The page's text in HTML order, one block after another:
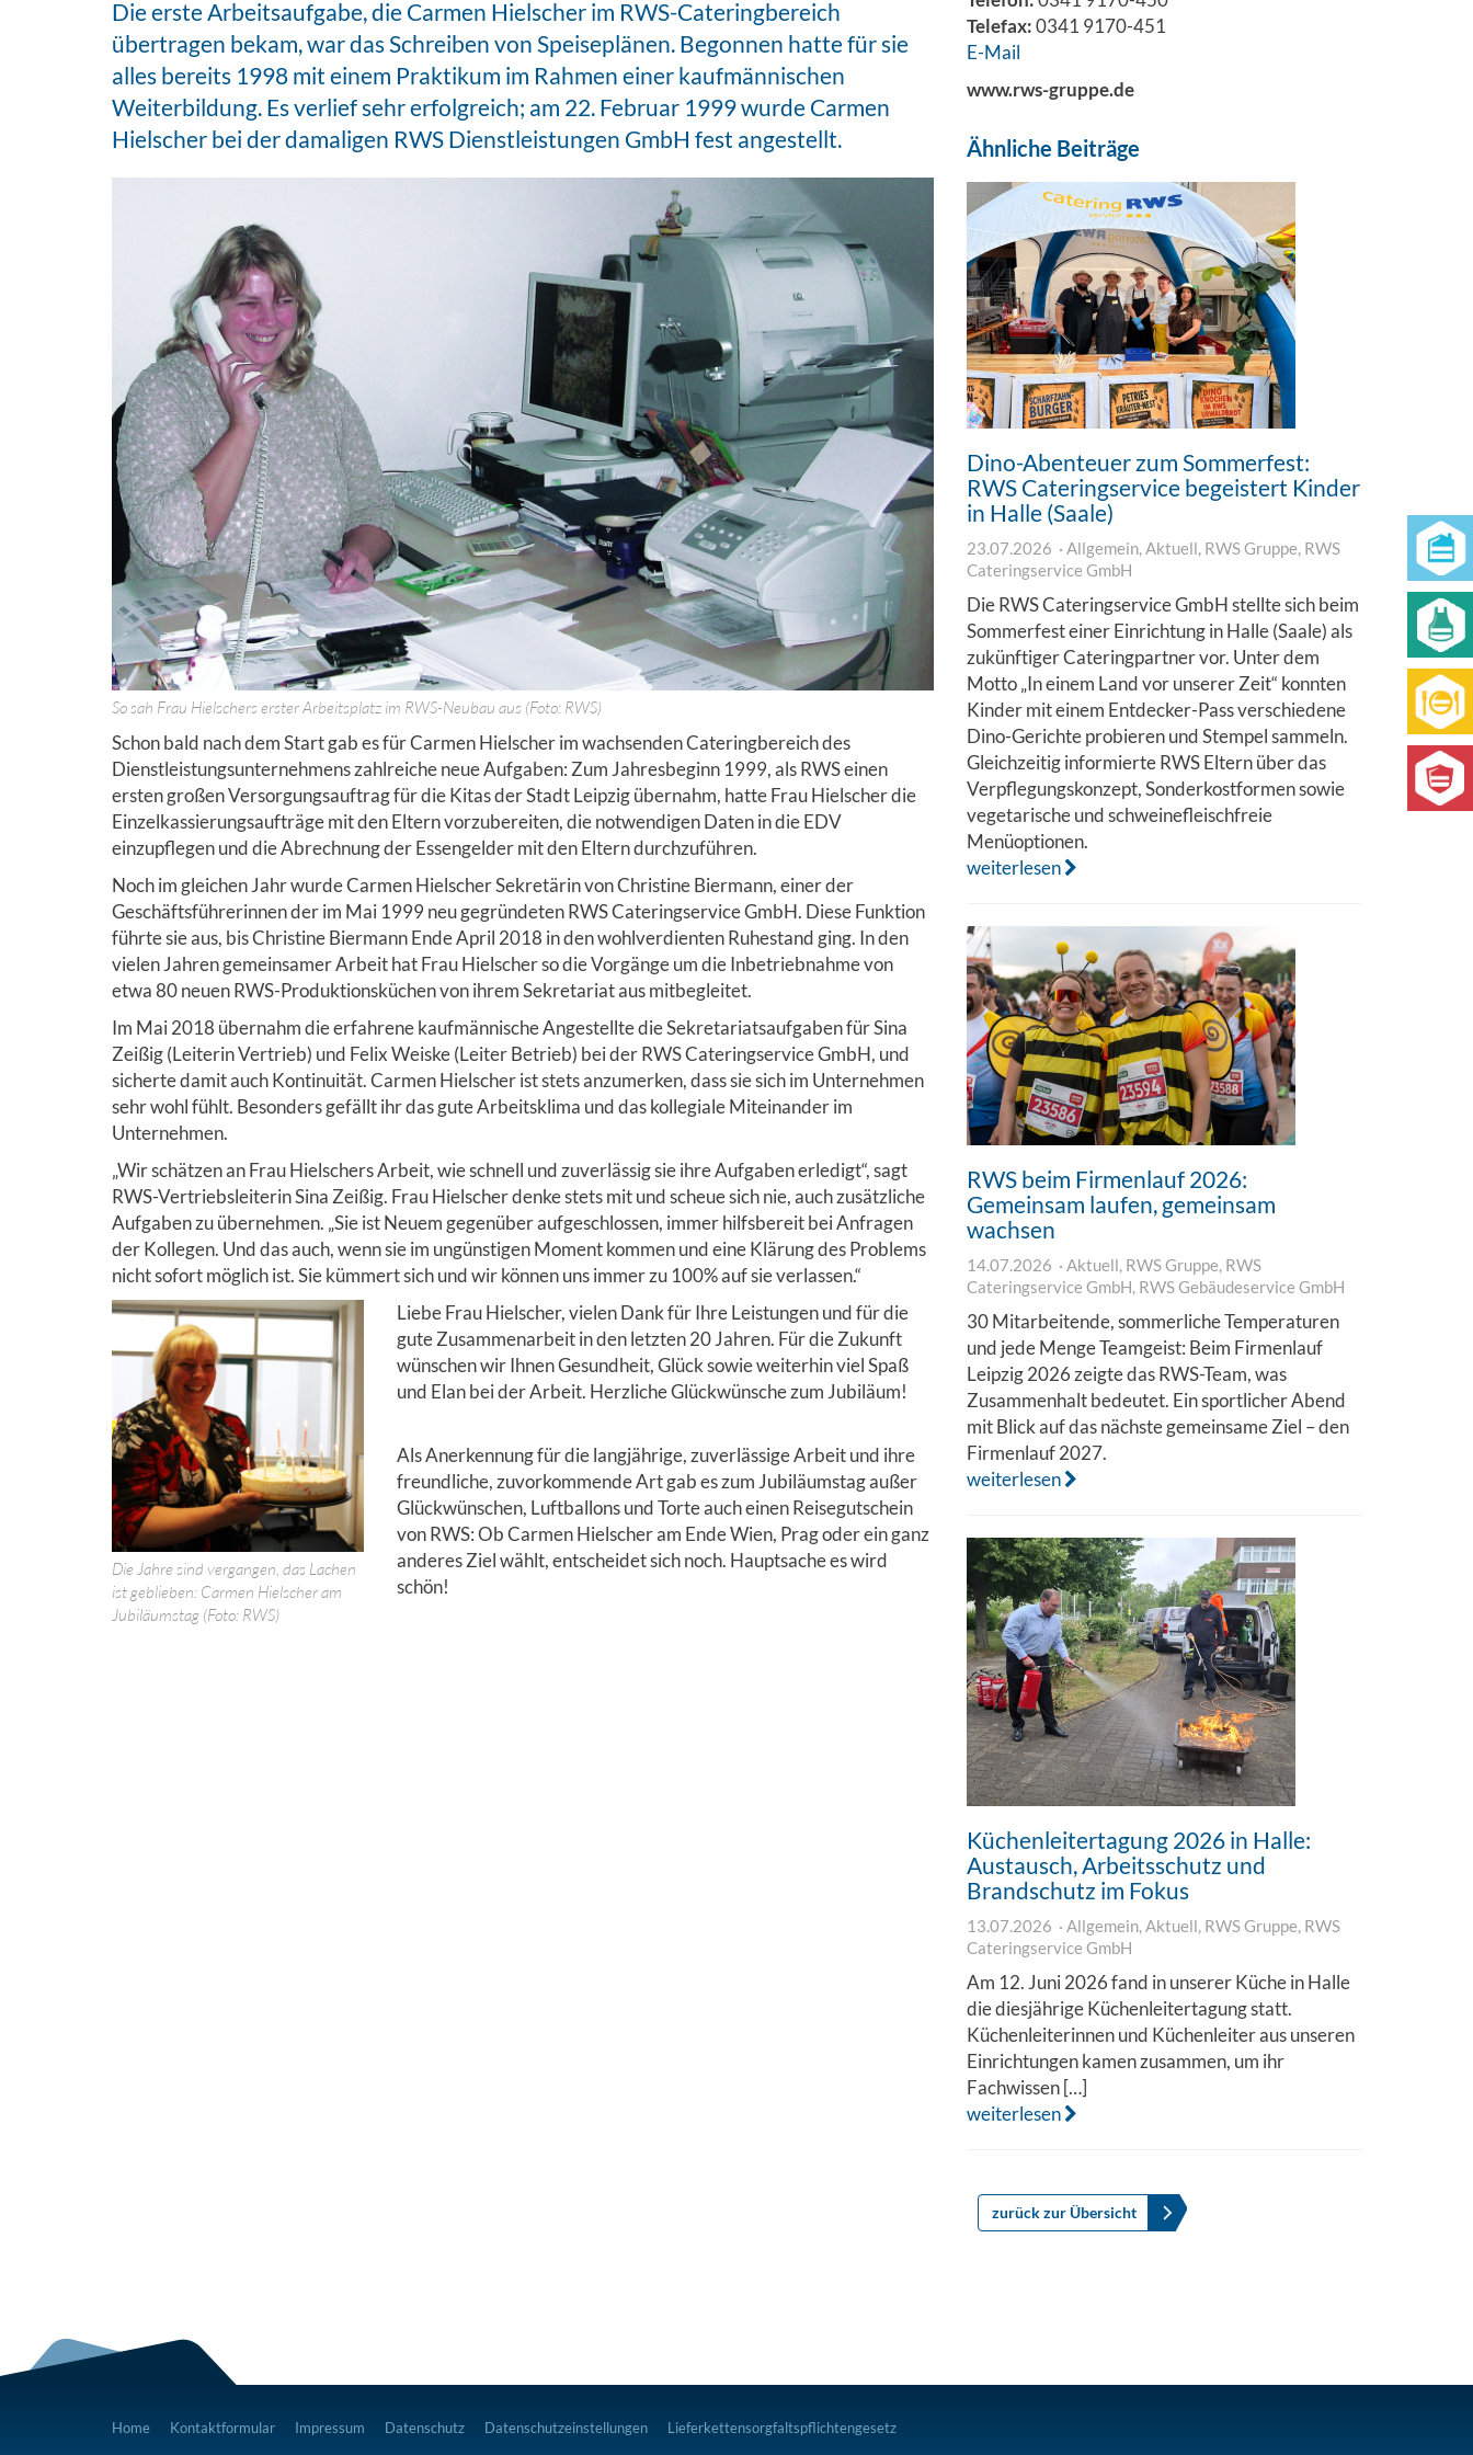
Die erste Arbeitsaufgabe, die Carmen Hielscher im RWS-Cateringbereich
übertragen bekam, war das Schreiben von Speiseplänen. Begonnen hatte für sie
alles bereits 1998 mit einem Praktikum im Rahmen einer kaufmännischen
Weiterbildung. Es verlief sehr erfolgreich; am 22. Februar 1999 wurde Carmen
Hielscher bei der damaligen RWS Dienstleistungen GmbH fest angestellt.
So sah Frau Hielschers erster Arbeitsplatz im RWS-Neubau aus (Foto: RWS)
Schon bald nach dem Start gab es für Carmen Hielscher im wachsenden Cateringbereich des
Dienstleistungsunternehmens zahlreiche neue Aufgaben: Zum Jahresbeginn 1999, als RWS einen
ersten großen Versorgungsauftrag für die Kitas der Stadt Leipzig übernahm, hatte Frau Hielscher die
Einzelkassierungsaufträge mit den Eltern vorzubereiten, die notwendigen Daten in die EDV
einzupflegen und die Abrechnung der Essengelder mit den Eltern durchzuführen.
Noch im gleichen Jahr wurde Carmen Hielscher Sekretärin von Christine Biermann, einer der
Geschäftsführerinnen der im Mai 1999 neu gegründeten RWS Cateringservice GmbH. Diese Funktion
führte sie aus, bis Christine Biermann Ende April 2018 in den wohlverdienten Ruhestand ging. In den
vielen Jahren gemeinsamer Arbeit hat Frau Hielscher so die Vorgänge um die Inbetriebnahme von
etwa 80 neuen RWS-Produktionsküchen von ihrem Sekretariat aus mitbegleitet.
Im Mai 2018 übernahm die erfahrene kaufmännische Angestellte die Sekretariatsaufgaben für Sina
Zeißig (Leiterin Vertrieb) und Felix Weiske (Leiter Betrieb) bei der RWS Cateringservice GmbH, und
sicherte damit auch Kontinuität. Carmen Hielscher ist stets anzumerken, dass sie sich im Unternehmen
sehr wohl fühlt. Besonders gefällt ihr das gute Arbeitsklima und das kollegiale Miteinander im
Unternehmen.
„Wir schätzen an Frau Hielschers Arbeit, wie schnell und zuverlässig sie ihre Aufgaben erledigt“, sagt
RWS-Vertriebsleiterin Sina Zeißig. Frau Hielscher denke stets mit und scheue sich nie, auch zusätzliche
Aufgaben zu übernehmen. „Sie ist Neuem gegenüber aufgeschlossen, immer hilfsbereit bei Anfragen
der Kollegen. Und das auch, wenn sie im ungünstigen Moment kommen und eine Klärung des Problems
nicht sofort möglich ist. Sie kümmert sich und wir können uns immer zu 100% auf sie verlassen.“
Die Jahre sind vergangen, das Lachen
ist geblieben: Carmen Hielscher am
Jubiläumstag (Foto: RWS)
Liebe Frau Hielscher, vielen Dank für Ihre Leistungen und für die
gute Zusammenarbeit in den letzten 20 Jahren. Für die Zukunft
wünschen wir Ihnen Gesundheit, Glück sowie weiterhin viel Spaß
und Elan bei der Arbeit. Herzliche Glückwünsche zum Jubiläum!
Als Anerkennung für die langjährige, zuverlässige Arbeit und ihre
freundliche, zuvorkommende Art gab es zum Jubiläumstag außer
Glückwünschen, Luftballons und Torte auch einen Reisegutschein
von RWS: Ob Carmen Hielscher am Ende Wien, Prag oder ein ganz
anderes Ziel wählt, entscheidet sich noch. Hauptsache es wird
schön!
Telefax:0341 9170-451
E-Mail
www.rws-gruppe.de
Ähnliche Beiträge
Dino-Abenteuer zum Sommerfest:
RWS Cateringservice begeistert Kinder
in Halle (Saale)
23.07.2026 Allgemein, Aktuell, RWS Gruppe, RWS
Cateringservice GmbH
Die RWS Cateringservice GmbH stellte sich beim
Sommerfest einer Einrichtung in Halle (Saale) als
zukünftiger Cateringpartner vor. Unter dem
Motto „In einem Land vor unserer Zeit“ konnten
Kinder mit einem Entdecker-Pass verschiedene
Dino-Gerichte probieren und Stempel sammeln.
Gleichzeitig informierte RWS Eltern über das
Verpflegungskonzept, Sonderkostformen sowie
vegetarische und schweinefleischfreie
Menüoptionen.
weiterlesen
RWS beim Firmenlauf 2026:
Gemeinsam laufen, gemeinsam
wachsen
14.07.2026 Aktuell, RWS Gruppe, RWS
Cateringservice GmbH, RWS Gebäudeservice GmbH
30 Mitarbeitende, sommerliche Temperaturen
und jede Menge Teamgeist: Beim Firmenlauf
Leipzig 2026 zeigte das RWS-Team, was
Zusammenhalt bedeutet. Ein sportlicher Abend
mit Blick auf das nächste gemeinsame Ziel – den
Firmenlauf 2027.
weiterlesen
Küchenleitertagung 2026 in Halle:
Austausch, Arbeitsschutz und
Brandschutz im Fokus
13.07.2026 Allgemein, Aktuell, RWS Gruppe, RWS
Cateringservice GmbH
Am 12. Juni 2026 fand in unserer Küche in Halle
die diesjährige Küchenleitertagung statt.
Küchenleiterinnen und Küchenleiter aus unseren
Einrichtungen kamen zusammen, um ihr
Fachwissen […]
weiterlesen
zurück zur Übersicht
Home Kontaktformular Impressum Datenschutz Datenschutzeinstellungen Lieferkettensorgfaltspflichtengesetz